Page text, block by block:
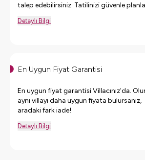
talep edebilirsiniz. Tatilinizi güvenle
Detaylı Bilgi
En Uygun Fiyat Garantisi
En uygun fiyat garantisi Villacınız'da.
aynı villayı daha uygun fiyata bulursanız,
aradaki fark iade!
Detaylı Bilgi